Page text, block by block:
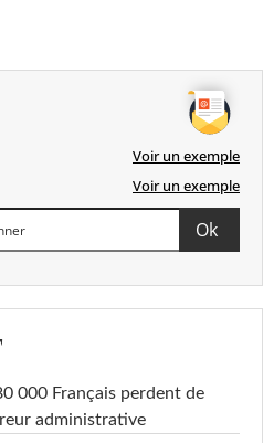
Voir un exemple
Voir un exemple
000 Français perdent de
administrative